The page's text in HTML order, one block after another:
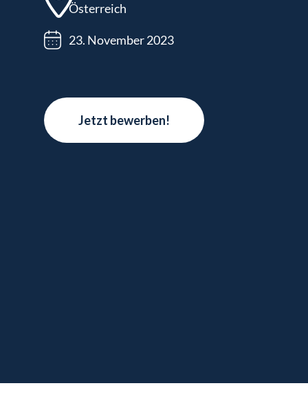
Österreich
23. November 2023
Jetzt bewerben!